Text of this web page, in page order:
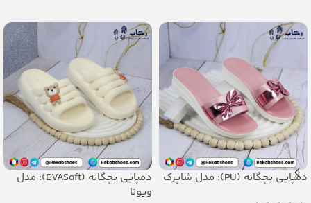
جنس: Airblowing
– جنس: EVA SOFT
دمپایی بچگانه (PU): مدل شاپرک
دمپایی بچگانه (EVASoft): مدل
ویونا